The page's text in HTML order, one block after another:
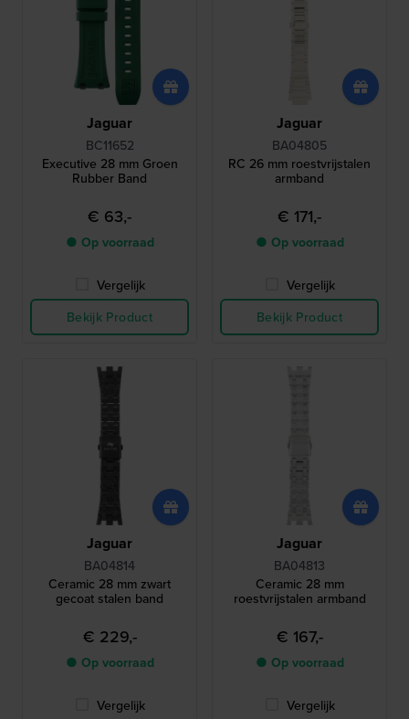
Jaguar
BC11652
Executive 28 mm Groen
Rubber Band
€ 63,-
● Op voorraad
Vergelijk
Bekijk Product
Jaguar
BA04805
RC 26 mm roestvrijstalen
armband
€ 171,-
● Op voorraad
Vergelijk
Bekijk Product
Jaguar
BA04814
Ceramic 28 mm zwart
gecoat stalen band
€ 229,-
● Op voorraad
Vergelijk
Jaguar
BA04813
Ceramic 28 mm
roestvrijstalen armband
€ 167,-
● Op voorraad
Vergelijk